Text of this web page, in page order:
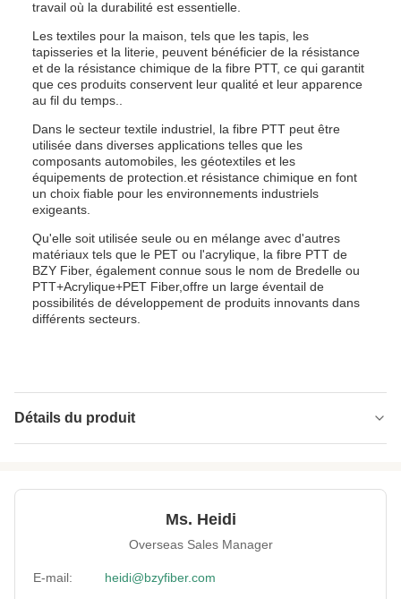
travail où la durabilité est essentielle.
Les textiles pour la maison, tels que les tapis, les
tapisseries et la literie, peuvent bénéficier de la résistance
et de la résistance chimique de la fibre PTT, ce qui garantit
que ces produits conservent leur qualité et leur apparence
au fil du temps..
Dans le secteur textile industriel, la fibre PTT peut être
utilisée dans diverses applications telles que les
composants automobiles, les géotextiles et les
équipements de protection.et résistance chimique en font
un choix fiable pour les environnements industriels
exigeants.
Qu'elle soit utilisée seule ou en mélange avec d'autres
matériaux tels que le PET ou l'acrylique, la fibre PTT de
BZY Fiber, également connue sous le nom de Bredelle ou
PTT+Acrylique+PET Fiber,offre un large éventail de
possibilités de développement de produits innovants dans
différents secteurs.
Détails du produit
1.5 à 15Ms. Heidi
Overseas Sales Manager
E-mail: heidi@bzyfiber.com